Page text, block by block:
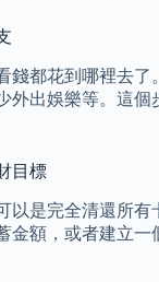
錢都花到哪裡去
外出娛樂等。這
目標
是完全清還所
金額，或者建立